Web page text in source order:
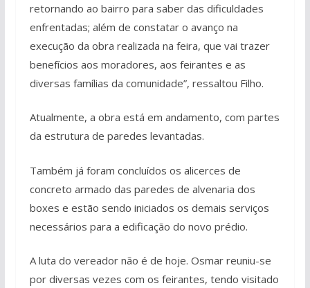
retornando ao bairro para saber das dificuldades
enfrentadas; além de constatar o avanço na
execução da obra realizada na feira, que vai trazer
benefícios aos moradores, aos feirantes e as
diversas famílias da comunidade”, ressaltou Filho.
Atualmente, a obra está em andamento, com partes
da estrutura de paredes levantadas.
Também já foram concluídos os alicerces de
concreto armado das paredes de alvenaria dos
boxes e estão sendo iniciados os demais serviços
necessários para a edificação do novo prédio.
A luta do vereador não é de hoje. Osmar reuniu-se
por diversas vezes com os feirantes, tendo visitado